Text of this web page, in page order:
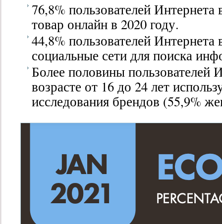
76,8% пользователей
товар онлайн в 2020 году.
44,8% пользователей
социальные сети для поиска
Более половины пользователей
возрасте от 16 до 24 лет
исследования брендов (55,9%